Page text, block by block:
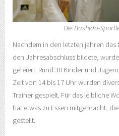
Die Bushido-
Nachdem in den letzten jahren
den Jahresabschluss bildete,
gefeiert. Rund 30 Kinder und
Zeit von 14 bis 17 Uhr wurden
Trainer gespielt. Für das leibliche
hat etwas zu Essen mitgebracht,
gestellt.